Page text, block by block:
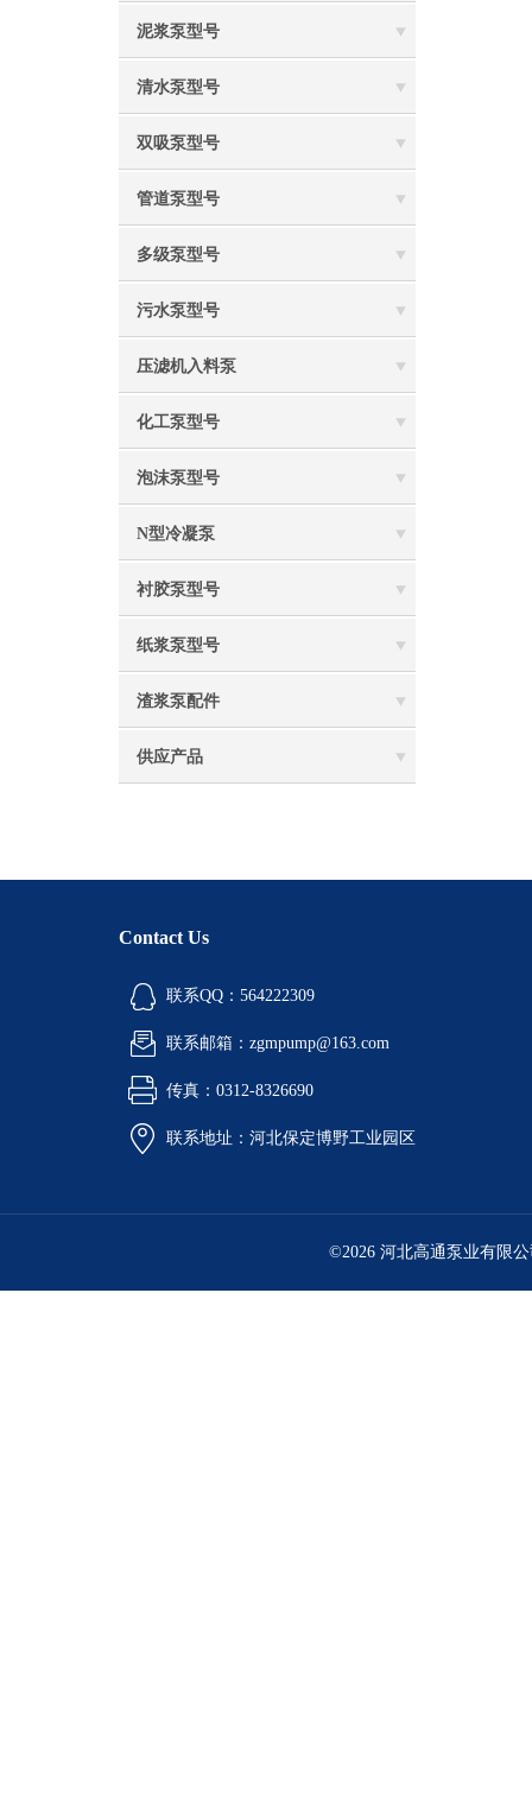
泥浆泵型号
清水泵型号
双吸泵型号
管道泵型号
多级泵型号
污水泵型号
压滤机入料泵
化工泵型号
泡沫泵型号
N型冷凝泵
衬胶泵型号
纸浆泵型号
渣浆泵配件
供应产品
Contact Us
联系QQ：564222309
联系邮箱：zgmpump@163.com
传真：0312-8326690
联系地址：河北保定博野工业园区
©2026 河北高通泵业有限